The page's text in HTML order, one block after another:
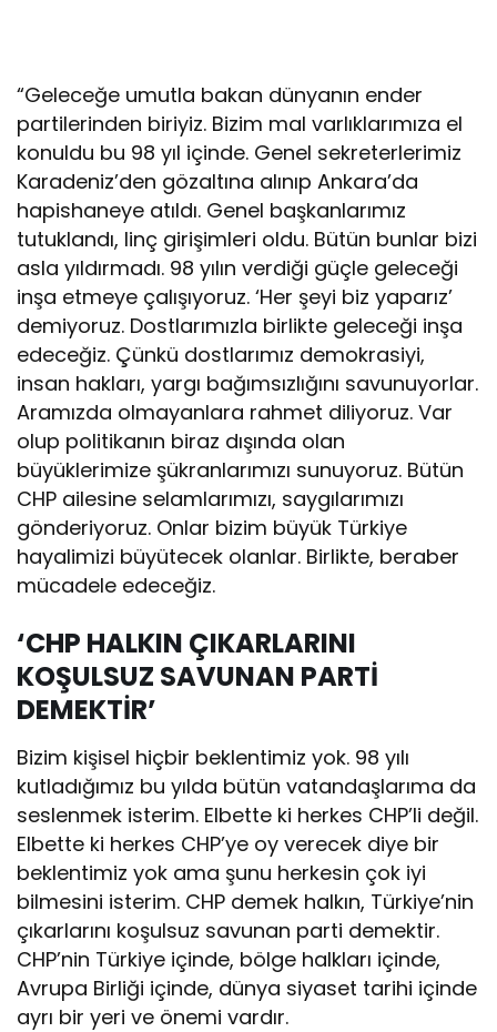
“Geleceğe umutla bakan dünyanın ender
partilerinden biriyiz. Bizim mal varlıklarımıza el
konuldu bu 98 yıl içinde. Genel sekreterlerimiz
Karadeniz’den gözaltına alınıp Ankara’da
hapishaneye atıldı. Genel başkanlarımız
tutuklandı, linç girişimleri oldu. Bütün bunlar bizi
asla yıldırmadı. 98 yılın verdiği güçle geleceği
inşa etmeye çalışıyoruz. ‘Her şeyi biz yaparız’
demiyoruz. Dostlarımızla birlikte geleceği inşa
edeceğiz. Çünkü dostlarımız demokrasiyi,
insan hakları, yargı bağımsızlığını savunuyorlar.
Aramızda olmayanlara rahmet diliyoruz. Var
olup politikanın biraz dışında olan
büyüklerimize şükranlarımızı sunuyoruz. Bütün
CHP ailesine selamlarımızı, saygılarımızı
gönderiyoruz. Onlar bizim büyük Türkiye
hayalimizi büyütecek olanlar. Birlikte, beraber
mücadele edeceğiz.
‘CHP HALKIN ÇIKARLARINI
KOŞULSUZ SAVUNAN PARTİ
DEMEKTİR’
Bizim kişisel hiçbir beklentimiz yok. 98 yılı
kutladığımız bu yılda bütün vatandaşlarıma da
seslenmek isterim. Elbette ki herkes CHP’li değil.
Elbette ki herkes CHP’ye oy verecek diye bir
beklentimiz yok ama şunu herkesin çok iyi
bilmesini isterim. CHP demek halkın, Türkiye’nin
çıkarlarını koşulsuz savunan parti demektir.
CHP’nin Türkiye içinde, bölge halkları içinde,
Avrupa Birliği içinde, dünya siyaset tarihi içinde
ayrı bir yeri ve önemi vardır.